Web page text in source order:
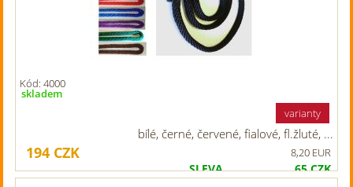
Kód: 4000
skladem
varianty
bílé, černé, červené, fialové, fl.žluté, ...
194 CZK 8,20 EUR
SLEVA 65CZK